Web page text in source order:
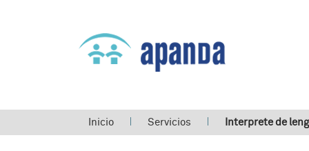
Usted está aquí
Inicio Servicios Interprete de